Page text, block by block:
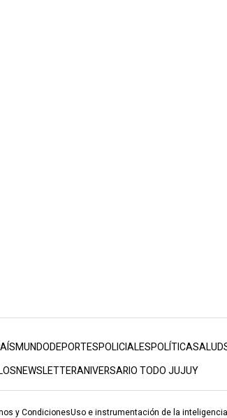
MUNDODEPORTESPOLICIALESPOLÍTICASALUD
NEWSLETTERANIVERSARIO TODO JUJUY
y CondicionesUso e instrumentación de la